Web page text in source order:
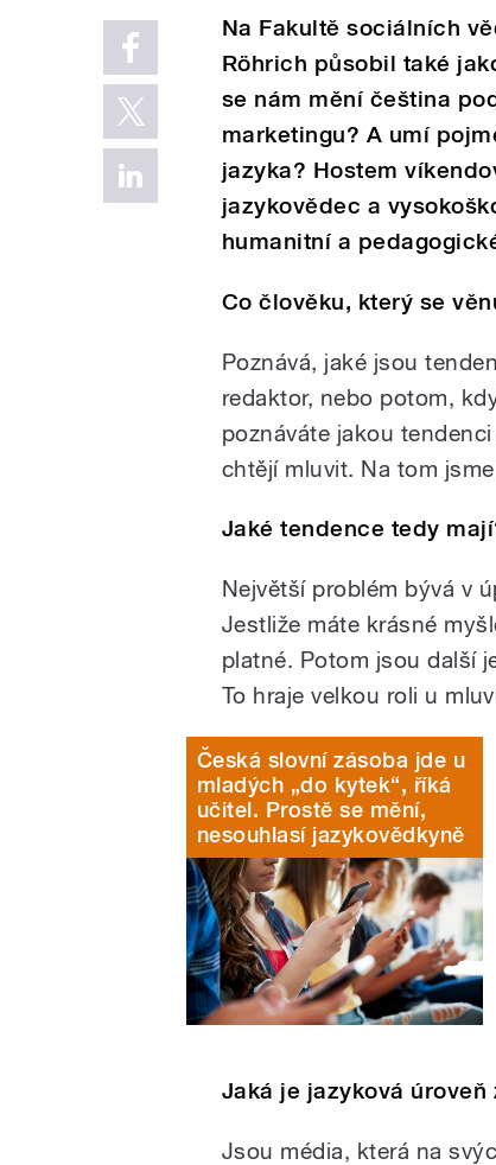
Na Fakultě sociálních
Röhrich působil také
se nám mění čeština
marketingu? A umí
jazyka? Hostem
jazykovědec a
humanitní a
Co člověku, který se
Poznává, jaké jsou
redaktor, nebo potom,
poznáváte jakou
chtějí mluvit. Na tom
Jaké tendence tedy
Největší problém bývá v
Jestliže máte krásné
platné. Potom jsou další
To hraje velkou roli u
Česká slovní zásoba jde u
mladých „do kytek“, říká
učitel. Prostě se mění,
nesouhlasí jazykovědkyně
Jaká je jazyková
Jsou média, která na